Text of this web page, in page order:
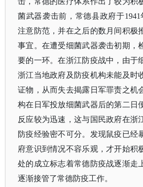
菌武器袭击前，常德县政府于1941
注意防范，并在之后的数月间积极
事宜。在遭受细菌武器袭击初期，
要的一环。在浙江防疫战中，由于
浙江当地政府及防疫机构未能及时
证物，从而失去揭露日军罪责之机
构在日军投放细菌武器后的第二日
反应较为迅速，这与国民政府在浙
防疫经验密不可分。发现鼠疫已经
府意识到情况不容乐观，才开始积
处的成立标志着常德防疫战逐渐走
逐渐接管了常德防疫工作。